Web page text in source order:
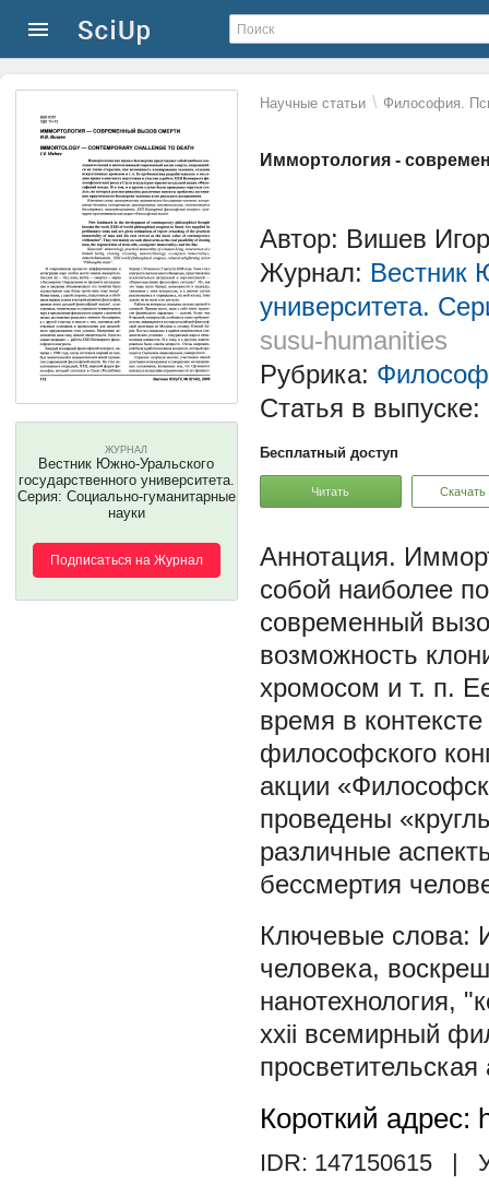
Научные статьи \ Философия.
Иммортология -
ЖУРНАЛ
Вестник Южно-Уральского
государственного университета.
Серия: Социально-гуманитарные
науки
Подписаться на Журнал
Автор: Вишев
Журнал: Вестник
университета.
susu-humanities
Рубрика:
Статья в выпуске:
Бесплатный доступ
Читать Скачать
собой наиболее
современный
возможность
хромосом и т. п.
время в
философского
акции
проведены
различные
бессмертия
человека,
нанотехнология,
xxii всемирный
Короткий адрес:
IDR: 147150615 |